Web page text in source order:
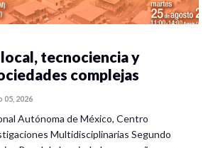
tecnociencia y
complejas
05, 2026
Autónoma de México, Centro
Multidisciplinarias Segundo